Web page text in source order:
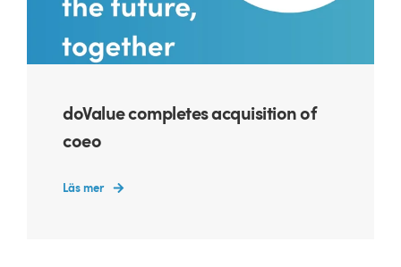
doValue completes acquisition of
coeo
Läs mer